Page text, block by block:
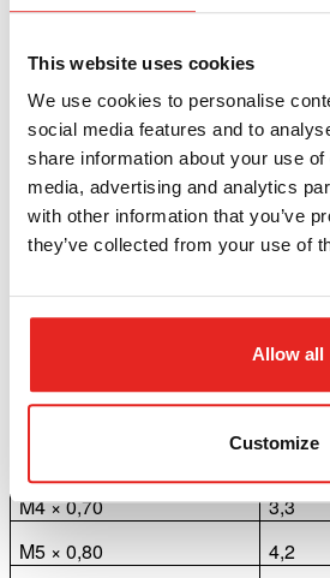
This website uses cookies
We use cookies to personalise
social media features and to
share information about your use
media, advertising and analytics
with other information that you’ve
they’ve collected from your use of
Allow all
Customize
disponível nos tamanhos M12 aM24.
Nota: O tamanho M10 está
371 como na versão DIN 376,
de haste.
Tamanhos disponíveis e
furação recomendados
Machos de roscar DIN 371
Tamanho da rosca
(diâmetro x passo)
M4 × 0,70
3,3
M5 × 0,80
4,2